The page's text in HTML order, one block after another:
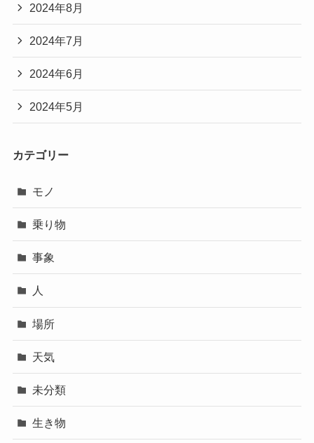
2024年8月
2024年7月
2024年6月
2024年5月
カテゴリー
モノ
乗り物
事象
人
場所
天気
未分類
生き物